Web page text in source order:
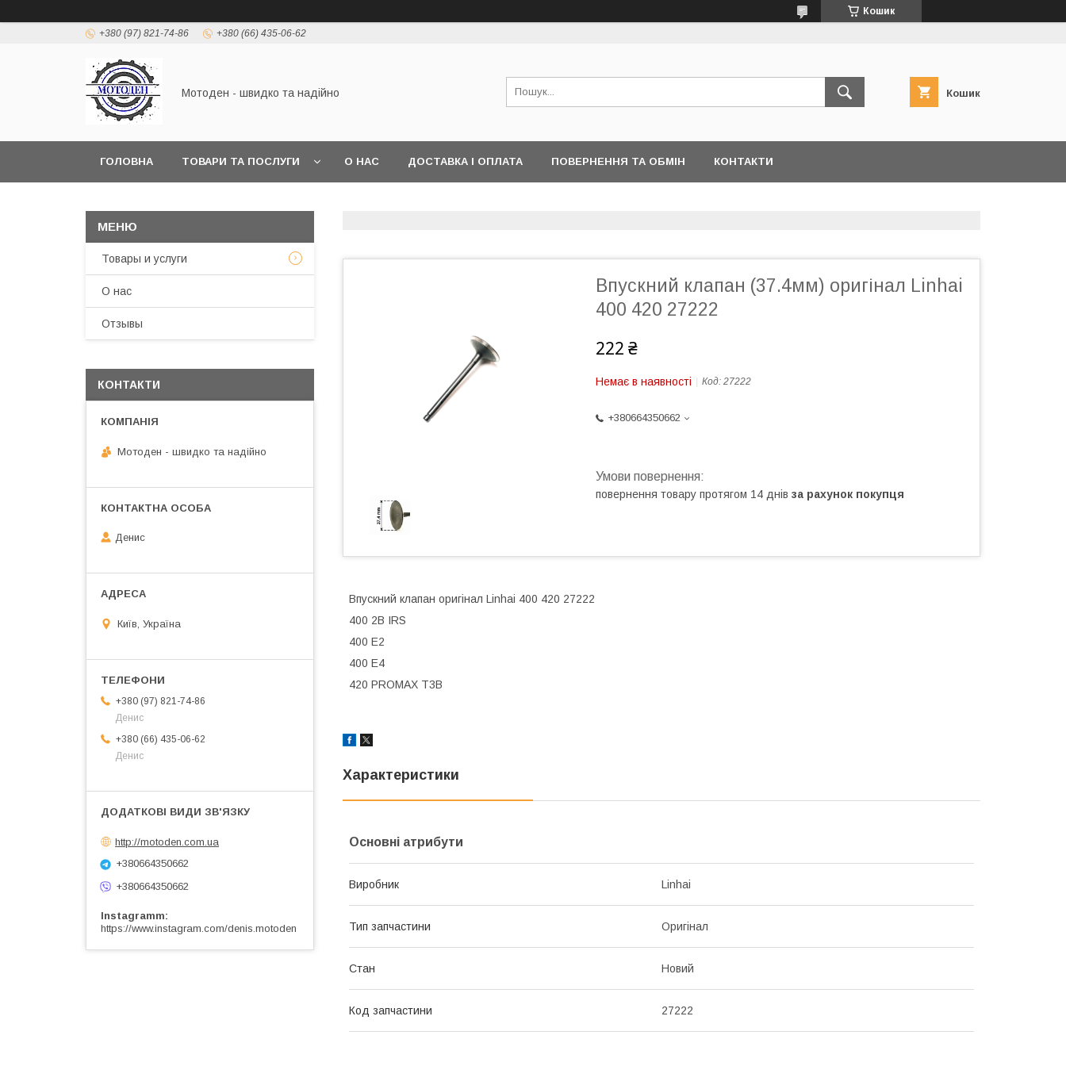
Кошик
+380 (97) 821-74-86 +380 (66) 435-06-62
Мотоден - швидко та надійно Кошик
ГОЛОВНА ТОВАРИ ТА ПОСЛУГИ О НАС ДОСТАВКА І ОПЛАТА ПОВЕРНЕННЯ ТА ОБМІН КОНТАКТИ
Впускний клапан (37.4мм) оригінал Linhai
400 420 27222
222 ₴
Немає в наявності Код: 27222
+380664350662
повернення товару протягом 14 днів за рахунок покупця
Впускний клапан оригінал Linhai 400 420 27222
400 2B IRS
400 E2
400 E4
420 PROMAX T3B
Характеристики
Основні атрибути
Виробник Linhai
Тип запчастини Оригінал
Стан Новий
Код запчастини 27222
Товары и услуги
О нас
Отзывы
КОНТАКТИ
Мотоден - швидко та надійно
Денис
Київ, Україна
+380 (97) 821-74-86
Денис
+380 (66) 435-06-62
Денис
http://motoden.com.ua
+380664350662
+380664350662
Instagramm
https://www.instagram.com/denis.motoden